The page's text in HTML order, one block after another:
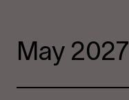
May 2027